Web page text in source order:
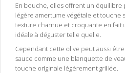
En bouche, elles offrent un équilibre
légère amertume végétale et touche
texture charnue et croquante en fait
idéale à déguster telle quelle.
Cependant cette olive peut aussi
sauce comme une blanquette de
touche originale légèrement grillée.